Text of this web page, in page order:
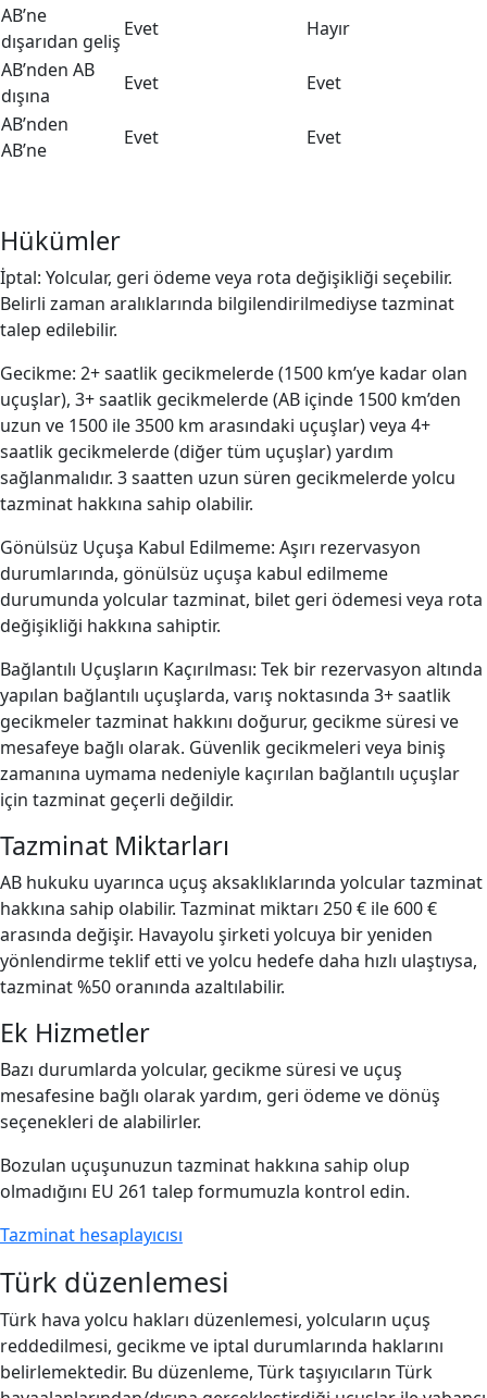
AB’ne
dışarıdan geliş
Evet
Hayır
AB’nden AB
dışına
Evet
Evet
AB’nden
AB’ne
Evet Evet
Hükümler
İptal: Yolcular, geri ödeme veya rota değişikliği seçebilir.
Belirli zaman aralıklarında bilgilendirilmediyse tazminat
talep edilebilir.
Gecikme: 2+ saatlik gecikmelerde (1500 km’ye kadar olan
uçuşlar), 3+ saatlik gecikmelerde (AB içinde 1500 km’den
uzun ve 1500 ile 3500 km arasındaki uçuşlar) veya 4+
saatlik gecikmelerde (diğer tüm uçuşlar) yardım
sağlanmalıdır. 3 saatten uzun süren gecikmelerde yolcu
tazminat hakkına sahip olabilir.
Gönülsüz Uçuşa Kabul Edilmeme: Aşırı rezervasyon
durumlarında, gönülsüz uçuşa kabul edilmeme
durumunda yolcular tazminat, bilet geri ödemesi veya rota
değişikliği hakkına sahiptir.
Bağlantılı Uçuşların Kaçırılması: Tek bir rezervasyon altında
yapılan bağlantılı uçuşlarda, varış noktasında 3+ saatlik
gecikmeler tazminat hakkını doğurur, gecikme süresi ve
mesafeye bağlı olarak. Güvenlik gecikmeleri veya biniş
zamanına uymama nedeniyle kaçırılan bağlantılı uçuşlar
için tazminat geçerli değildir.
Tazminat Miktarları
AB hukuku uyarınca uçuş aksaklıklarında yolcular tazminat
hakkına sahip olabilir. Tazminat miktarı 250 € ile 600 €
arasında değişir. Havayolu şirketi yolcuya bir yeniden
yönlendirme teklif etti ve yolcu hedefe daha hızlı ulaştıysa,
tazminat %50 oranında azaltılabilir.
Ek Hizmetler
Bazı durumlarda yolcular, gecikme süresi ve uçuş
mesafesine bağlı olarak yardım, geri ödeme ve dönüş
seçenekleri de alabilirler.
Bozulan uçuşunuzun tazminat hakkına sahip olup
olmadığını EU 261 talep formumuzla kontrol edin.
Tazminat hesaplayıcısı
Türk düzenlemesi
Türk hava yolcu hakları düzenlemesi, yolcuların uçuş
reddedilmesi, gecikme ve iptal durumlarında haklarını
belirlemektedir. Bu düzenleme, Türk taşıyıcıların Türk